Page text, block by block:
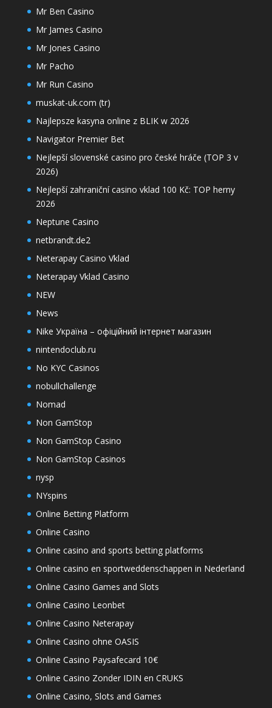
Mr Ben Casino
Mr James Casino
Mr Jones Casino
Mr Pacho
Mr Run Casino
muskat-uk.com (tr)
Najlepsze kasyna online z BLIK w 2026
Navigator Premier Bet
Nejlepší slovenské casino pro české hráče (TOP 3 v
2026)
Nejlepší zahraniční casino vklad 100 Kč: TOP herny
2026
Neptune Casino
netbrandt.de2
Neterapay Casino Vklad
Neterapay Vklad Casino
NEW
News
Nike Україна – офіційний інтернет магазин
nintendoclub.ru
No KYC Casinos
nobullchallenge
Nomad
Non GamStop
Non GamStop Casino
Non GamStop Casinos
nysp
NYspins
Online Betting Platform
Online Casino
Online casino and sports betting platforms
Online casino en sportweddenschappen in Nederland
Online Casino Games and Slots
Online Casino Leonbet
Online Casino Neterapay
Online Casino ohne OASIS
Online Casino Paysafecard 10€
Online Casino Zonder IDIN en CRUKS
Online Casino, Slots and Games